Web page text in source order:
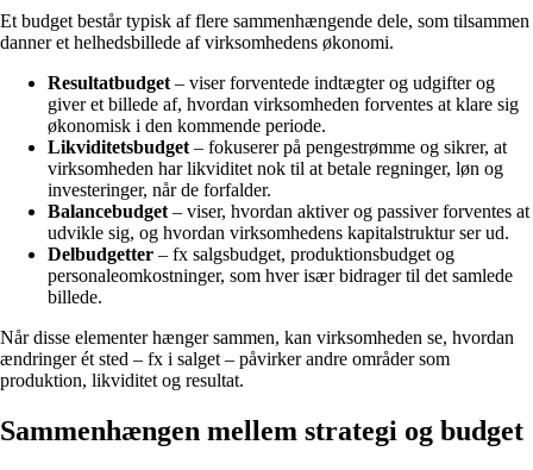
Et budget består typisk af flere sammenhængende dele, som tilsammen
danner et helhedsbillede af virksomhedens økonomi.
Resultatbudget– viser forventede indtægter og udgifter og
giver et billede af, hvordan virksomheden forventes at klare sig
økonomisk i den kommende periode.
Likviditetsbudget– fokuserer på pengestrømme og sikrer, at
virksomheden har likviditet nok til at betale regninger, løn og
investeringer, når de forfalder.
Balancebudget– viser, hvordan aktiver og passiver forventes at
udvikle sig, og hvordan virksomhedens kapitalstruktur ser ud.
Delbudgetter – fx salgsbudget, produktionsbudget og
personaleomkostninger, som hver især bidrager til det samlede
billede.
Når disse elementer hænger sammen, kan virksomheden se, hvordan
ændringer ét sted – fx i salget – påvirker andre områder som
produktion, likviditet og resultat.
Sammenhængen mellem strategi og budget